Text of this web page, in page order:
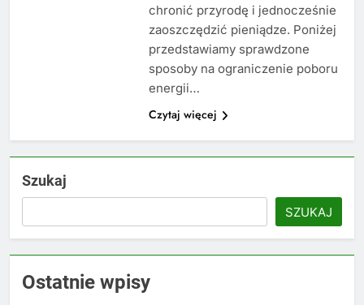
chronić przyrodę i jednocześnie
zaoszczędzić pieniądze. Poniżej
przedstawiamy sprawdzone
sposoby na ograniczenie poboru
energii…
Czytaj więcej
Szukaj
SZUKAJ
Ostatnie wpisy